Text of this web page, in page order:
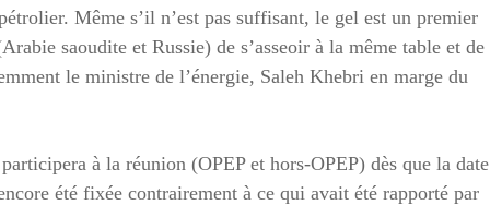
Même s’il n’est pas suffisant, le gel est un premier
saoudite et Russie) de s’asseoir à la même table et de
le ministre de l’énergie, Saleh Khebri en marge du
à la réunion (OPEP et hors-OPEP) dès que la date
été fixée contrairement à ce qui avait été rapporté par